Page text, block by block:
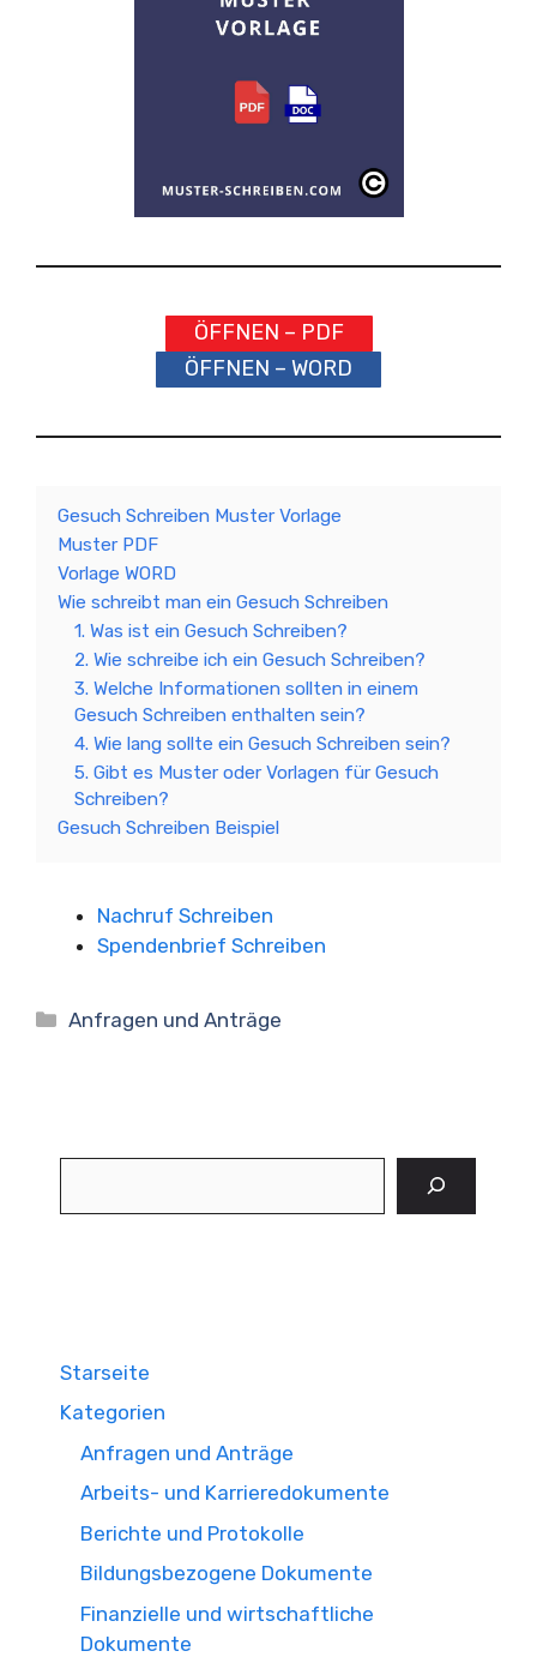
ÖFFNEN – PDF
ÖFFNEN – WORD
Gesuch Schreiben Muster Vorlage
Muster PDF
Vorlage WORD
Wie schreibt man ein Gesuch Schreiben
1. Was ist ein Gesuch Schreiben?
2. Wie schreibe ich ein Gesuch Schreiben?
3. Welche Informationen sollten in einem
Gesuch Schreiben enthalten sein?
4. Wie lang sollte ein Gesuch Schreiben sein?
5. Gibt es Muster oder Vorlagen für Gesuch
Schreiben?
Gesuch Schreiben Beispiel
Nachruf Schreiben
Spendenbrief Schreiben
Kategorien
Anfragen und Anträge
Starseite
Kategorien
Anfragen und Anträge
Arbeits- und Karrieredokumente
Berichte und Protokolle
Bildungsbezogene Dokumente
Finanzielle und wirtschaftliche
Dokumente